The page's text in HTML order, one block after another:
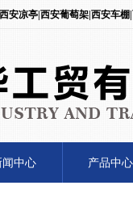
安凉亭|西安葡萄架|西安车
闻中心 产品中心